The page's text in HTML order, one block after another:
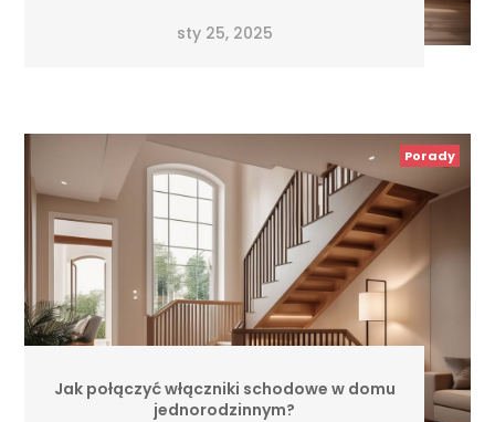
sty 25, 2025
Porady
Jak połączyć włączniki schodowe w domu
jednorodzinnym?